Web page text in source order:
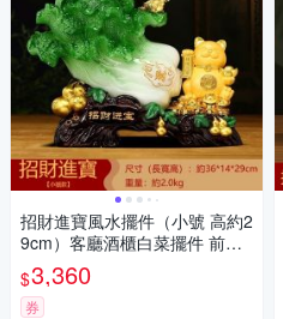
招財進寶風水擺件（小號 高約2
9cm）客廳酒櫃白菜擺件 前台
收銀招財貓擺件 店鋪開業喬遷
禮物
$3,360
券